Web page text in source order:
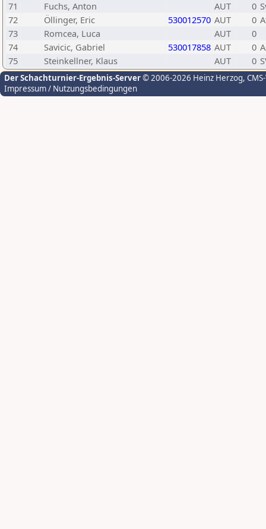
71 Fuchs, Anton AUT 0
72
Öllinger, Eric 530012570 AUT 0
73
Romcea, Luca AUT
0
74
Savicic, Gabriel 530017858 AUT 0
75
Steinkellner, Klaus AUT 0
Der Schachturnier-Ergebnis-Server© 2006-2026 Heinz Herzog,
Impressum / Nutzungsbedingungen